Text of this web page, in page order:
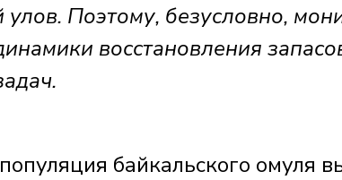
Поэтому, безусловно,
восстановления
байкальского омуля